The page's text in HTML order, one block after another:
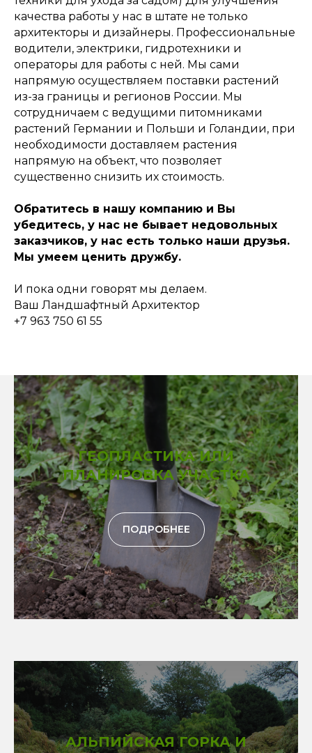
качества работы у нас в штате не только
архитекторы и дизайнеры. Профессиональные
водители, электрики, гидротехники и
операторы для работы с ней. Мы сами
напрямую осуществляем поставки растений
из-за границы и регионов России. Мы
сотрудничаем с ведущими питомниками
растений Германии и Польши и Голандии, при
необходимости доставляем растения
напрямую на объект, что позволяет
существенно снизить их стоимость.
Обратитесь в нашу компанию и Вы
убедитесь, у нас не бывает недовольных
заказчиков, у нас есть только наши друзья.
Мы умеем ценить дружбу.
И пока одни говорят мы делаем.
Ваш Ландшафтный Архитектор
+7 963 750 61 55
ГЕОПЛАСТИКА ИЛИ
ПЛАНИРОВКА УЧАСТКА
ПОДРОБНЕЕ
АЛЬПИЙСКАЯ ГОРКА И